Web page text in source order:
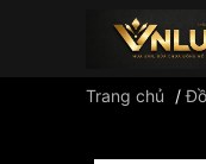
Trang chủ /